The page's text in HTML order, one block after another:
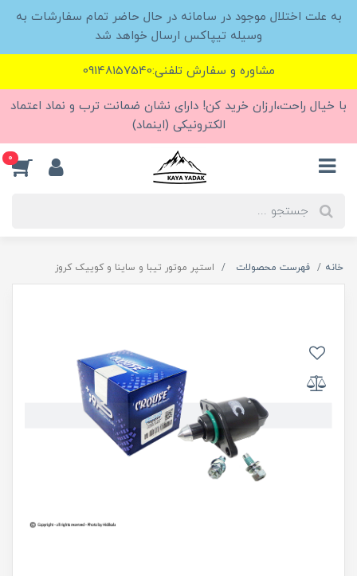
به علت اختلال موجود در سامانه در حال حاضر تمام سفارشات به
وسیله تیپاکس ارسال خواهد شد
مشاوره و سفارش تلفنی:09148157540
با خیال راحت،ارزان خرید کن! دارای نشان ضمانت ترب و نماد اعتماد
الکترونیکی (اینماد)
0
خانه فهرست محصولات استپر موتور تیبا و ساینا و کوییک کروز